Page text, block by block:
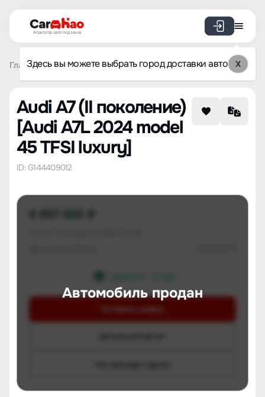
Агрегатор авто под заказ
Здесь вы можете выбрать город доставки авто X
Главная Список брендов Audi A7 (II поколение)
Audi A7 (II поколение)
[Audi A7L 2024 model
45 TFSI luxury]
ID: G144409012
Автомобиль продан
Оставить заявку